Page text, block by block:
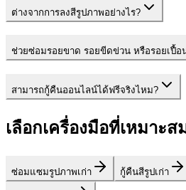
ต่างจากการลงสีรูปภาพอย่างไร?
ช่วยซ่อมรอยขาด รอยขีดข่วน หรือรอยเปื้อ
สามารถกู้คืนออนไลน์ได้ฟรีจริงไหม?
เลือกเครื่องมือที่เหมาะส
ซ่อมแซมรูปภาพเก่า กู้คืนสีรูปเก่า